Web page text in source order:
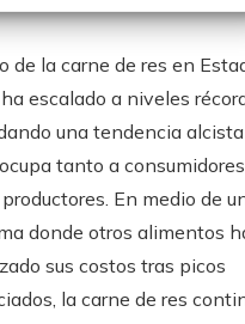
de la carne de res en
escalado a niveles
una tendencia alcista
tanto a consumidores
En medio de
donde otros alimentos
sus costos tras picos
la carne de res